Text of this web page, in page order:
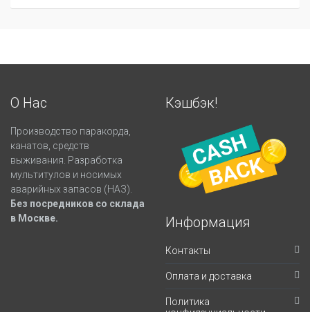
О Нас
Производство паракорда,
канатов, средств
выживания. Разработка
мультитулов и носимых
аварийных запасов (НАЗ).
Без посредников со склада
в Москве.
Кэшбэк!
Информация
Контакты
Оплата и доставка
Политика